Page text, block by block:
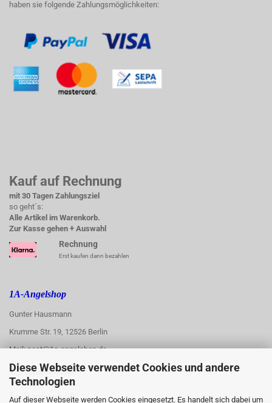
Diese Webseite verwendet Cookies und andere
Technologien
Auf dieser Webseite werden Cookies eingesetzt. Es handelt sich dabei um
haben sie folgende Zahlungsmöglichkeiten:
Kauf auf Rechnung
mit 30 Tagen Zahlungsziel
so geht´s:
Alle Artikel im Warenkorb.
Zur Kasse gehen + Auswahl
Rechnung
Erst kaufen dann bezahlen
1A-Angelshop
Gunter Hausmann
Krumme Str. 19, 12526 Berlin
Mail: post@1a-angelshop.de
1A-Angelshop-
Ladengeschäft::